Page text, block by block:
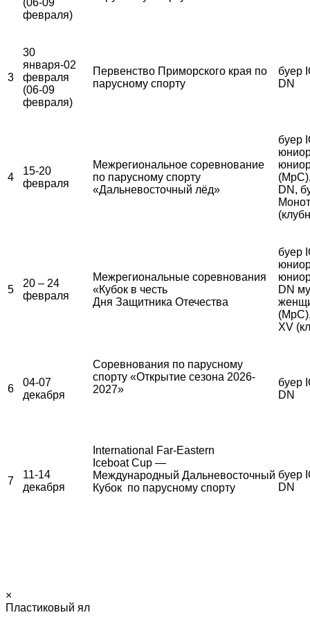
февраля)
3
30
января-02
февраля
(06-09
февраля)
Первенство Приморского края по
парусному спорту
буер
DN
4
15-20
февраля
Межрегиональное соревнование
по парусному спорту
«Дальневосточный лёд»
буер
DN,
5
20 – 24
февраля
Межрегиональные соревнования
«Кубок в честь
Дня Защитника Отечества
буер
DN
XV
6
04-07
декабря
Соревнования по парусному
спорту «Открытие сезона 2026-
2027»
буер
DN
7
11-14
декабря
International Far-Eastern
Iceboat Cup —
Международный Дальневосточный
Кубок по парусному спорту
буер
DN
×
Пластиковый ял